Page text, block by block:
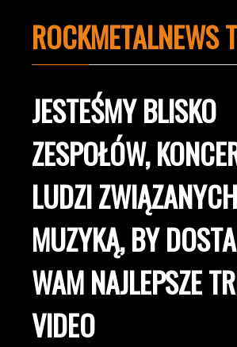
ROCKMETALNEWS
JESTEŚMY BLISKO
ZESPOŁÓW,
LUDZI
MUZYKĄ, BY
WAM NAJLEPSZE
VIDEO